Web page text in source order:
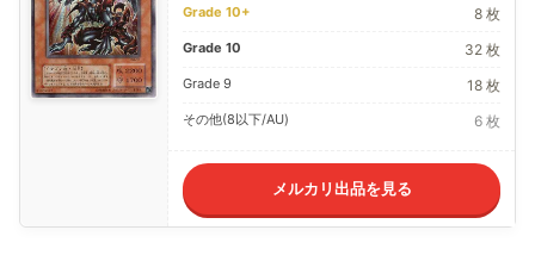
Grade 10+ 8 枚
Grade 10 32 枚
Grade 9 18 枚
その他(8以下/AU) 6 枚
メルカリ出品を見る